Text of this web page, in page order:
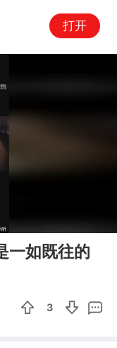
打开
一如既往的
3